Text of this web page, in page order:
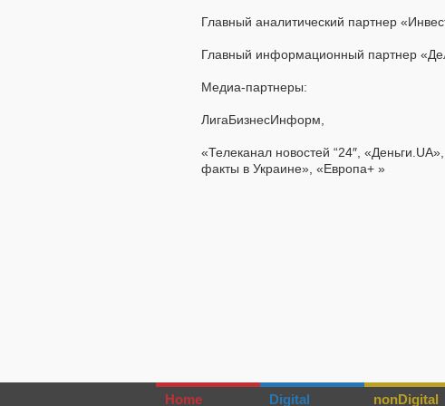
Главный аналитический партнер
Главный информационный партнер
Медиа-партнеры:
ЛигаБизнесИнформ,
«Телеканал новостей “24″,
факты в Украине», «Европа+ »
Home Digital nonDigital